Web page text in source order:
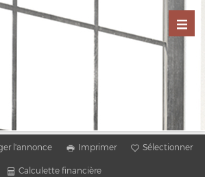
l'annonce Imprimer Sélectionner
Calculette financière